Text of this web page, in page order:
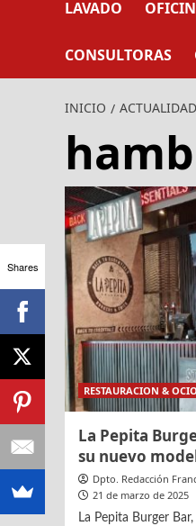
LAVADO
CONSULTORAS
INICIO ACTUALIDAD
RESTAURACION & OCIO
La Pepita
su nuevo
Dpto. Redacción
21 de marzo de 2025
La Pepita Burger
Shares